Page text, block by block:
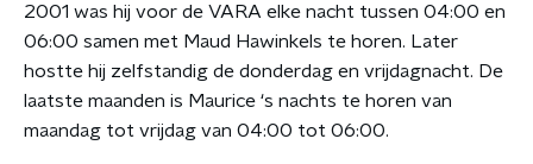
2001 was hij voor de VARA elke nacht tussen 04:00 en
06:00 samen met Maud Hawinkels te horen. Later
hostte hij zelfstandig de donderdag en vrijdagnacht. De
laatste maanden is Maurice ‘s nachts te horen van
maandag tot vrijdag van 04:00 tot 06:00.